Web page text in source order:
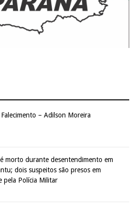
– Adilson Moreira
morto durante desentendimento em
dois suspeitos são presos em
pela Polícia Militar